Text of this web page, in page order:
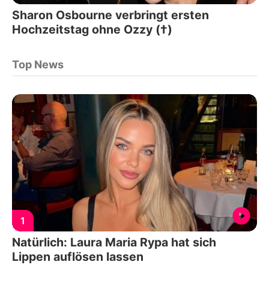
Sharon Osbourne verbringt ersten
Hochzeitstag ohne Ozzy (†)
Top News
1
Natürlich: Laura Maria Rypa hat sich
Lippen auflösen lassen